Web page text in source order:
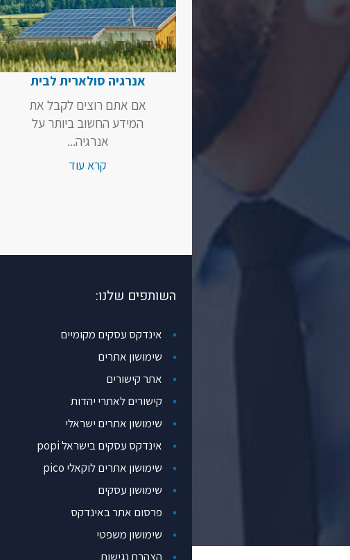
אנרגיה סולארית לבית
אם אתם רוצים לקבל את
המידע החשוב ביותר על
אנרגיה...
קרא עוד
השותפים שלנו:
אינדקס עסקים מקומיים
שימושון אתרים
אתר קישורים
קישורים לאתרי יהדות
שימושון אתרים ישראלי
אינדקס עסקים בישראל popi
שימושון אתרים לוקאלי pico
שימושון עסקים
פרסום אתר באינדקס
שימושון משפטי
הצהרת נגישות